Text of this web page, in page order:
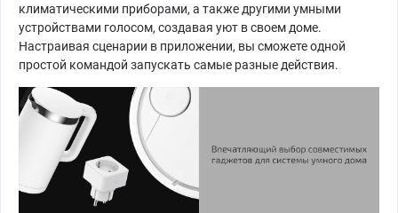
климатическими приборами, а также другими умными
устройствами голосом, создавая уют в своем доме.
Настраивая сценарии в приложении, вы сможете одной
простой командой запускать самые разные действия.